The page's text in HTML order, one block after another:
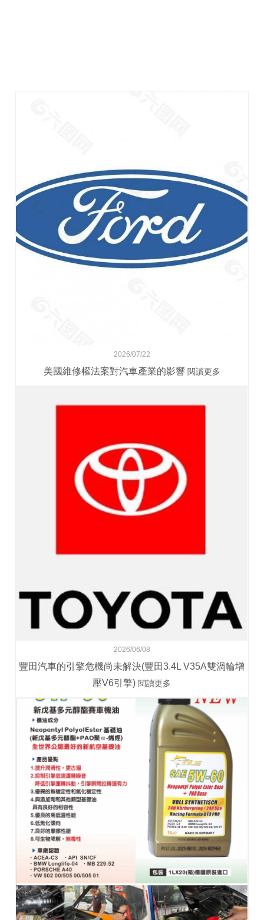
2026/07/22
美國維修權法案對汽車產業的影響閱讀更多
2026/06/08
豐田汽車的引擎危機尚未解決(豐田3.4L V35A雙渦輪增
壓V6引擎) 閱讀更多